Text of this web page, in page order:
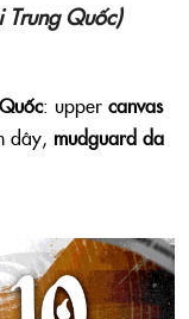
Trung Quốc)
: upper canvas
dây, mudguard da